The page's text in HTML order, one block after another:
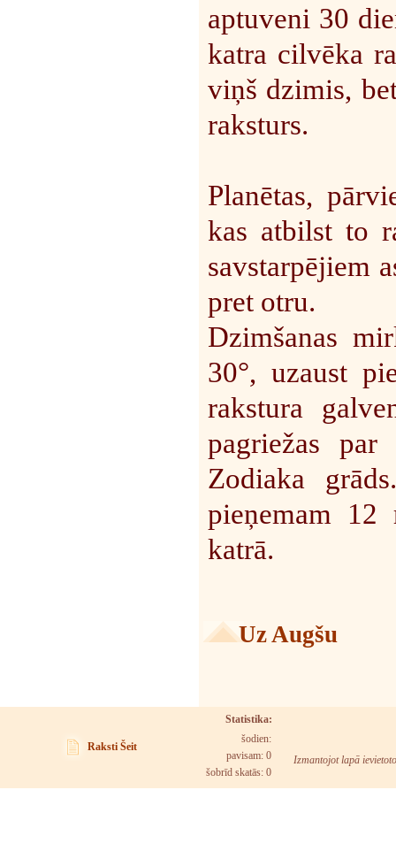
aptuveni 30
katra cilvēka
viņš dzimis,
raksturs.
Planētas,
kas atbilst to
savstarpējiem
pret otru.
Dzimšanas
30°, uzaust
rakstura
pagriežas
Zodiaka
pieņemam 12
katrā.
Uz Augšu
Raksti Šeit
Statistika:
šodien:
pavisam: 0
šobrīd skatās: 0
Izmantojot lapā